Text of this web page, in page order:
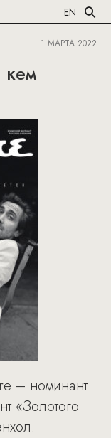
EN
1 МАРТА 2022
кем
– номинант
«Золотого